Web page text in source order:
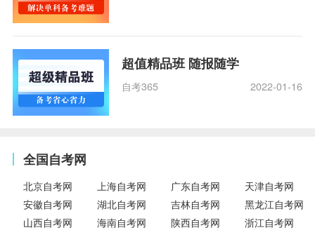
超值精品班 随报随学
自考365 2022-01-16
全国自考网
北京自考网 上海自考网 广东自考网
天津自考网
安徽自考网
湖北自考网 吉林自考网
黑龙江自考网
山西自考网
海南自考网 陕西自考网
浙江自考网